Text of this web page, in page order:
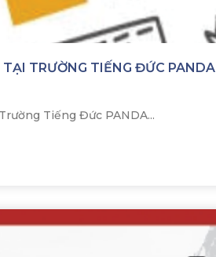
TRƯỜNG TIẾNG ĐỨC PANDA
Tiếng Đức PANDA...